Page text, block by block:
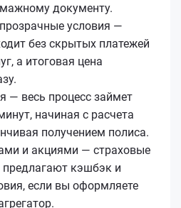
документу.
условия —
без скрытых платежей
а итоговая цена
— весь процесс займет
начиная с расчета
получением полиса.
и акциями — страховые
кэшбэк и
если вы оформляете